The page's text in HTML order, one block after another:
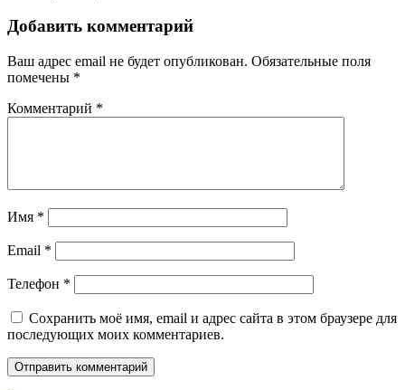
Добавить комментарий
Ваш адрес email не будет опубликован. Обязательные поля
помечены *
Комментарий *
Имя *
Email *
Телефон *
Сохранить моё имя, email и адрес сайта в этом браузере для
последующих моих комментариев.